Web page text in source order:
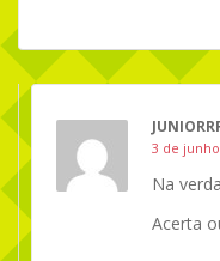
3 de junho
Na
Acerta